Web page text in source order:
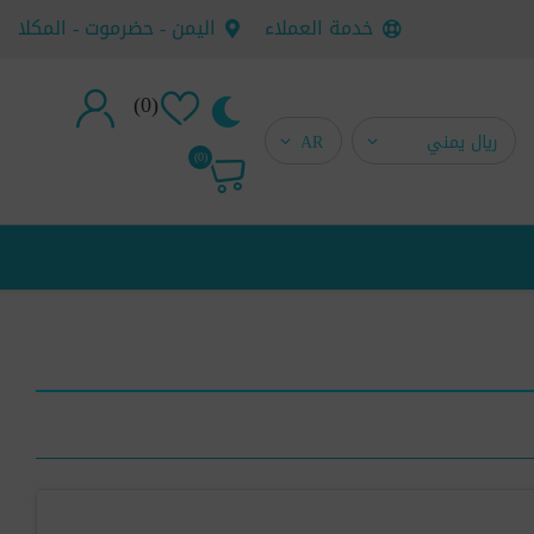
خدمة العملاء اليمن - حضرموت - المكلا
(0)
تسجيل جديد(0)